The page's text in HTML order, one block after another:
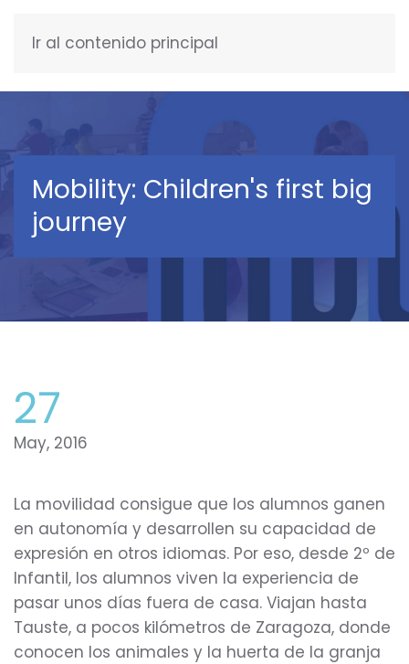
Ir al contenido principal
Mobility: Children's first big
journey
27
May, 2016
La movilidad consigue que los alumnos ganen
en autonomía y desarrollen su capacidad de
expresión en otros idiomas. Por eso, desde 2º de
Infantil, los alumnos viven la experiencia de
pasar unos días fuera de casa. Viajan hasta
Tauste, a pocos kilómetros de Zaragoza, donde
conocen los animales y la huerta de la granja